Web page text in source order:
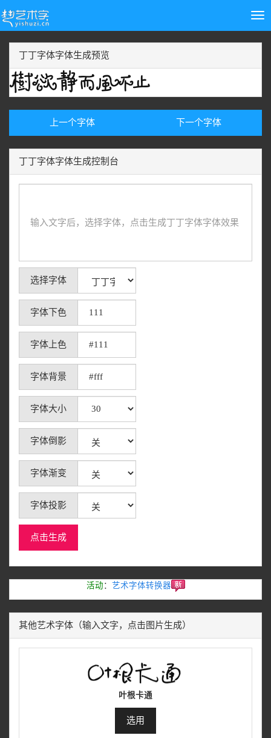
丁丁字体字体生成预览
上一个字体 下一个字体
丁丁字体字体生成控制台
选择字体
字体下色
字体上色
字体背景
字体大小
字体倒影
字体渐变
字体投影
点击生成
活动 ： 艺术字体转换器
其他艺术字体（输入文字，点击图片生成）
叶根卡通
选用